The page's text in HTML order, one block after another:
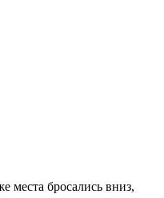
места бросались вниз,